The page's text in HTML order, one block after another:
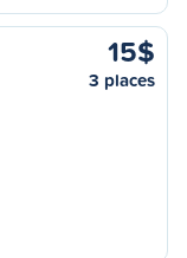
15$
3 places